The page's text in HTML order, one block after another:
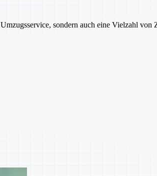
sondern auch eine Vielzahl von